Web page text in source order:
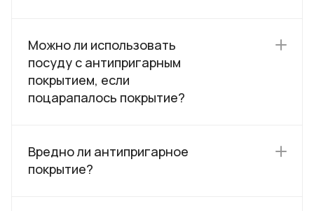
Можно ли использовать
посуду с антипригарным
покрытием, если
поцарапалось покрытие?
Вредно ли антипригарное
покрытие?